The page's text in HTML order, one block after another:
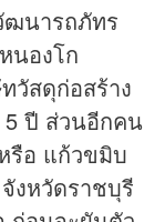
ฒนารถภัทร
นองโก
วัสดุก่อสร้าง
ปี ส่วนอีกคน
รือ แก้วขมิบ
งหวัดราชบุรี